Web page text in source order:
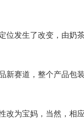
位发生了改变，由奶
新赛道，整个产品包
改为宝妈，当然，相